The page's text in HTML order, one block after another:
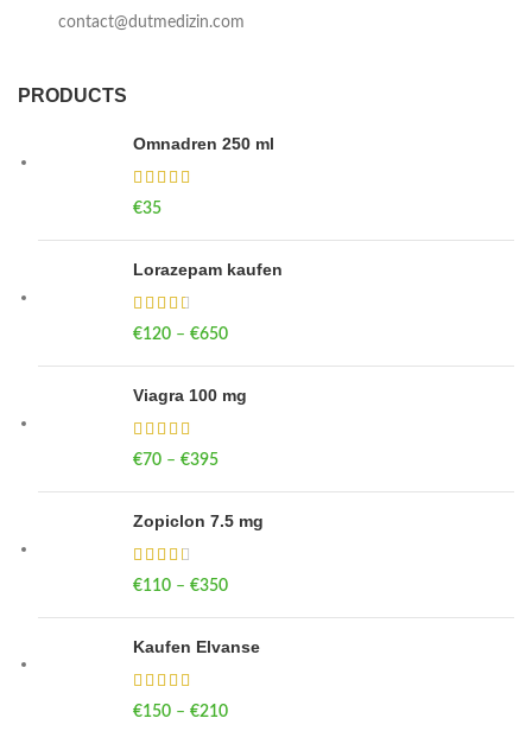
contact@dutmedizin.com
PRODUCTS
Omnadren 250 ml
€35
Lorazepam kaufen
€120 – €650
Viagra 100 mg
€70 – €395
Zopiclon 7.5 mg
€110 – €350
Kaufen Elvanse
€150 – €210